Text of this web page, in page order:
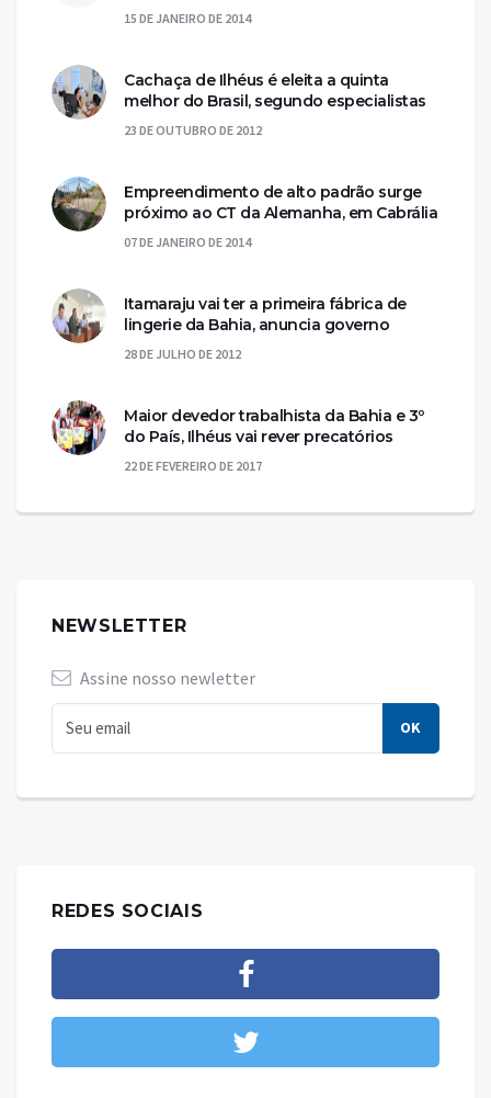
15 DE JANEIRO DE 2014
Cachaça de Ilhéus é eleita a quinta
melhor do Brasil, segundo especialistas
23 DE OUTUBRO DE 2012
Empreendimento de alto padrão surge
próximo ao CT da Alemanha, em Cabrália
07 DE JANEIRO DE 2014
Itamaraju vai ter a primeira fábrica de
lingerie da Bahia, anuncia governo
28 DE JULHO DE 2012
Maior devedor trabalhista da Bahia e 3º
do País, Ilhéus vai rever precatórios
22 DE FEVEREIRO DE 2017
NEWSLETTER
Assine nosso newletter
REDES SOCIAIS